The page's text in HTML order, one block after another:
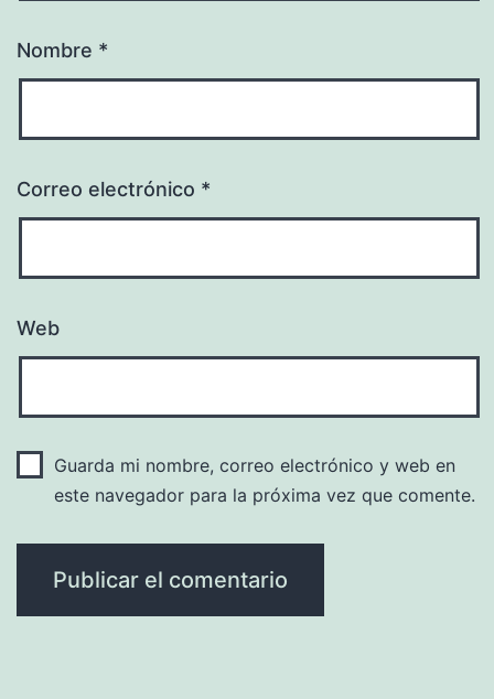
Nombre *
Correo electrónico *
Web
Guarda mi nombre, correo electrónico y web en
este navegador para la próxima vez que comente.